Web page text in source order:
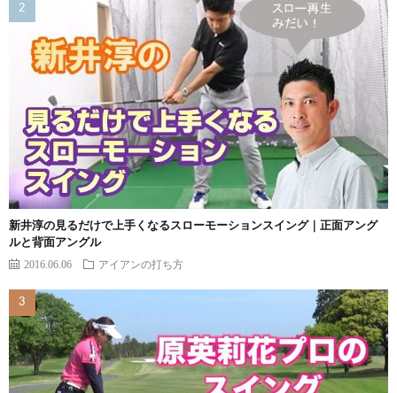
新井淳の見るだけで上手くなるスローモーションスイング｜正面アング
ルと背面アングル
2016.06.06 アイアンの打ち方